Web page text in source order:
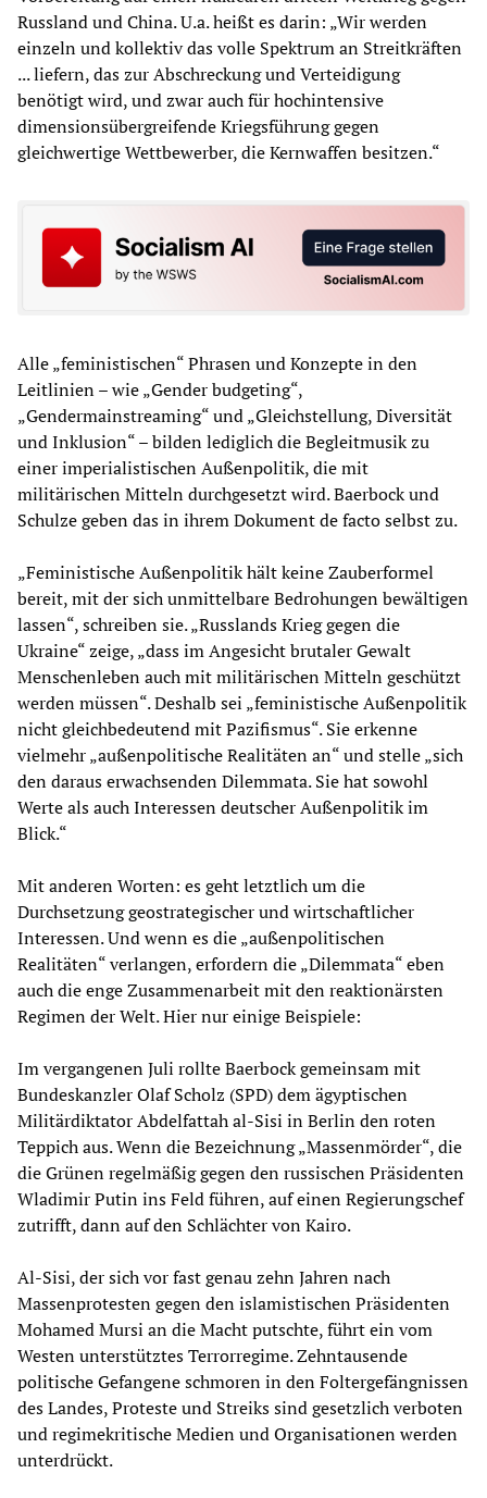
Russland und China. U.a. heißt es darin: „Wir werden
einzeln und kollektiv das volle Spektrum an Streitkräften
... liefern, das zur Abschreckung und Verteidigung
benötigt wird, und zwar auch für hochintensive
dimensionsübergreifende Kriegsführung gegen
gleichwertige Wettbewerber, die Kernwaffen besitzen.“
Alle „feministischen“ Phrasen und Konzepte in den
Leitlinien – wie „Gender budgeting“,
„Gendermainstreaming“ und „Gleichstellung, Diversität
und Inklusion“ – bilden lediglich die Begleitmusik zu
einer imperialistischen Außenpolitik, die mit
militärischen Mitteln durchgesetzt wird. Baerbock und
Schulze geben das in ihrem Dokument de facto selbst zu.
„Feministische Außenpolitik hält keine Zauberformel
bereit, mit der sich unmittelbare Bedrohungen bewältigen
lassen“, schreiben sie. „Russlands Krieg gegen die
Ukraine“ zeige, „dass im Angesicht brutaler Gewalt
Menschenleben auch mit militärischen Mitteln geschützt
werden müssen“. Deshalb sei „feministische Außenpolitik
nicht gleichbedeutend mit Pazifismus“. Sie erkenne
vielmehr „außenpolitische Realitäten an“ und stelle „sich
den daraus erwachsenden Dilemmata. Sie hat sowohl
Werte als auch Interessen deutscher Außenpolitik im
Blick.“
Mit anderen Worten: es geht letztlich um die
Durchsetzung geostrategischer und wirtschaftlicher
Interessen. Und wenn es die „außenpolitischen
Realitäten“ verlangen, erfordern die „Dilemmata“ eben
auch die enge Zusammenarbeit mit den reaktionärsten
Regimen der Welt. Hier nur einige Beispiele:
Im vergangenen Juli rollte Baerbock gemeinsam mit
Bundeskanzler Olaf Scholz (SPD) dem ägyptischen
Militärdiktator Abdelfattah al-Sisi in Berlin den roten
Teppich aus. Wenn die Bezeichnung „Massenmörder“, die
die Grünen regelmäßig gegen den russischen Präsidenten
Wladimir Putin ins Feld führen, auf einen Regierungschef
zutrifft, dann auf den Schlächter von Kairo.
Al-Sisi, der sich vor fast genau zehn Jahren nach
Massenprotesten gegen den islamistischen Präsidenten
Mohamed Mursi an die Macht putschte, führt ein vom
Westen unterstütztes Terrorregime. Zehntausende
politische Gefangene schmoren in den Foltergefängnissen
des Landes, Proteste und Streiks sind gesetzlich verboten
und regimekritische Medien und Organisationen werden
unterdrückt.